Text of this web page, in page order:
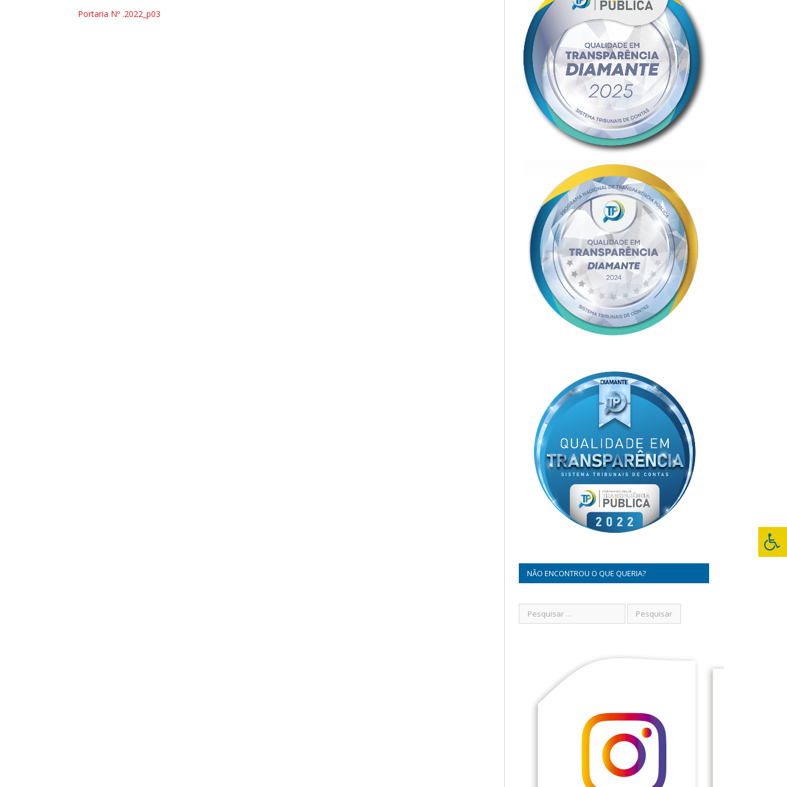
Portaria Nº .2022_p03
NÃO ENCONTROU O QUE QUERIA?